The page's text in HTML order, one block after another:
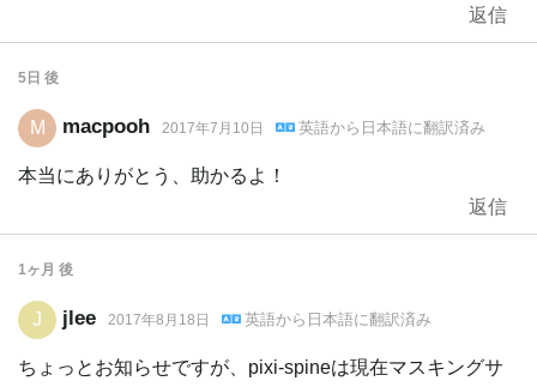
返信
5日 後
M macpooh 2017年7月10日 英語から 日本語に翻訳済み
本当にありがとう、助かるよ！
返信
1ヶ月 後
J jlee 2017年8月18日 英語から 日本語に翻訳済み
ちょっとお知らせですが、pixi-spineは現在マスキングサ